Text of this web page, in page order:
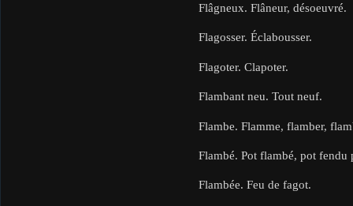
Flâgneux. Flâneur, désoeuvré.
Flagosser. Éclabousser.
Flagoter. Clapoter.
Flambant neu. Tout neuf.
Flambe. Flamme, flamber,
Flambé. Pot flambé, pot fendu
Flambée. Feu de fagot.